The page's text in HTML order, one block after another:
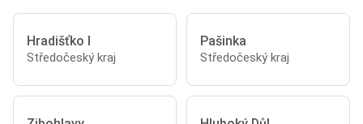
Hradišťko I
Středočeský kraj
Pašinka
Středočeský kraj